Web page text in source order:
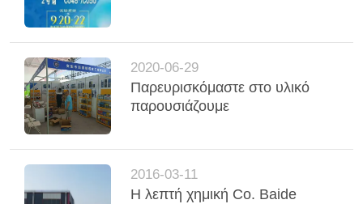
2020-06-29
Παρευρισκόμαστε στο υλικό
παρουσιάζουμε
2016-03-11
Η λεπτή χημική Co. Baide